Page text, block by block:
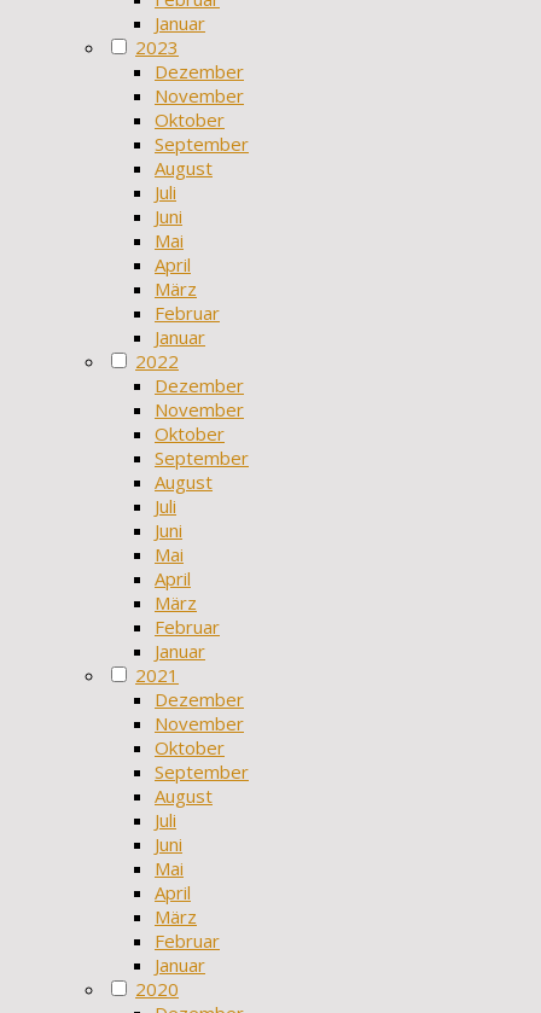
Januar
2023
Dezember
November
Oktober
September
August
Juli
Juni
Mai
April
März
Februar
Januar
2022
Dezember
November
Oktober
September
August
Juli
Juni
Mai
April
März
Februar
Januar
2021
Dezember
November
Oktober
September
August
Juli
Juni
Mai
April
März
Februar
Januar
2020